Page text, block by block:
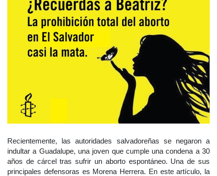
Recientemente, las autoridades salvadoreñas se negaron a
indultar a Guadalupe, una joven que cumple una condena a 30
años de cárcel tras sufrir un aborto espontáneo. Una de sus
principales defensoras es Morena Herrera. En este artículo, la